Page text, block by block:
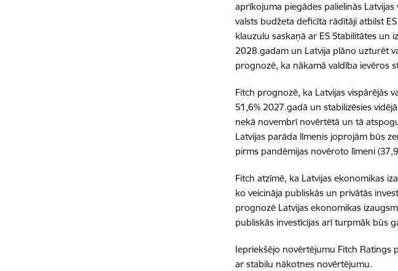
aprīkojuma piegādes palielinās
valsts budžeta deficīta rādītāji atbilst
klauzulu saskaņā ar ES Stabilitātes un
2028.gadam un Latvija plāno uzturēt
prognozē, ka nākamā valdība ievēros
Fitch prognozē, ka Latvijas vispārējās
51,6% 2027.gadā un stabilizēsies
nekā novembrī novērtētā un tā
Latvijas parāda līmenis joprojām būs
pirms pandēmijas novēroto līmeni
Fitch atzīmē, ka Latvijas ekonomikas
ko veicināja publiskās un privātās
prognozē Latvijas ekonomikas
publiskās investīcijas arī turpmāk būs
Iepriekšējo novērtējumu Fitch
ar stabilu nākotnes novērtējumu.